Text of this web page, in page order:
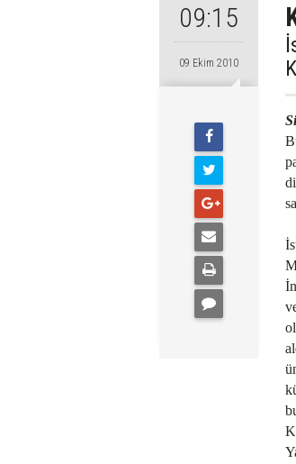
09:15
09 Ekim 2010